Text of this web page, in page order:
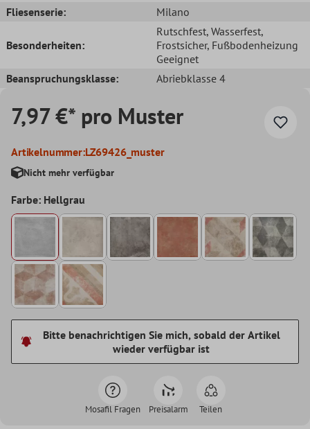
Fliesenserie:
Milano
Besonderheiten:
Rutschfest, Wasserfest,
Frostsicher, Fußbodenheizung
Geeignet
Beanspruchungsklasse:
Abriebklasse 4
7,97 €* pro Muster
Artikelnummer:LZ69426_muster
Nicht mehr verfügbar
Farbe: Hellgrau
Bitte benachrichtigen Sie mich, sobald der Artikel
wieder verfügbar ist
Mosafil Fragen Preisalarm Teilen